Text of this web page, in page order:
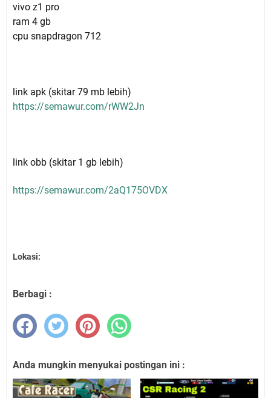
vivo z1 pro
ram 4 gb
cpu snapdragon 712
link apk (skitar 79 mb lebih)
https://semawur.com/rWW2Jn
link obb (skitar 1 gb lebih)
https://semawur.com/2aQ175OVDX
Lokasi:
Berbagi :
Anda mungkin menyukai postingan ini :